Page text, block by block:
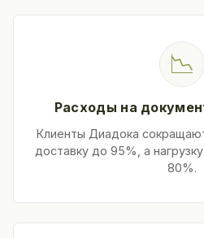
📉
Расходы на
Клиенты Диадока
доставку до 95%, а
80%.